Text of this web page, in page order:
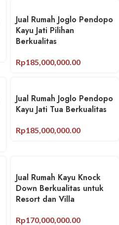
Jual Rumah Joglo Pendopo
Kayu Jati Pilihan
Berkualitas
Rp185,000,000.00
Jual Rumah Joglo Pendopo
Kayu Jati Tua Berkualitas
Rp185,000,000.00
Jual Rumah Kayu Knock
Down Berkualitas untuk
Resort dan Villa
Rp170,000,000.00